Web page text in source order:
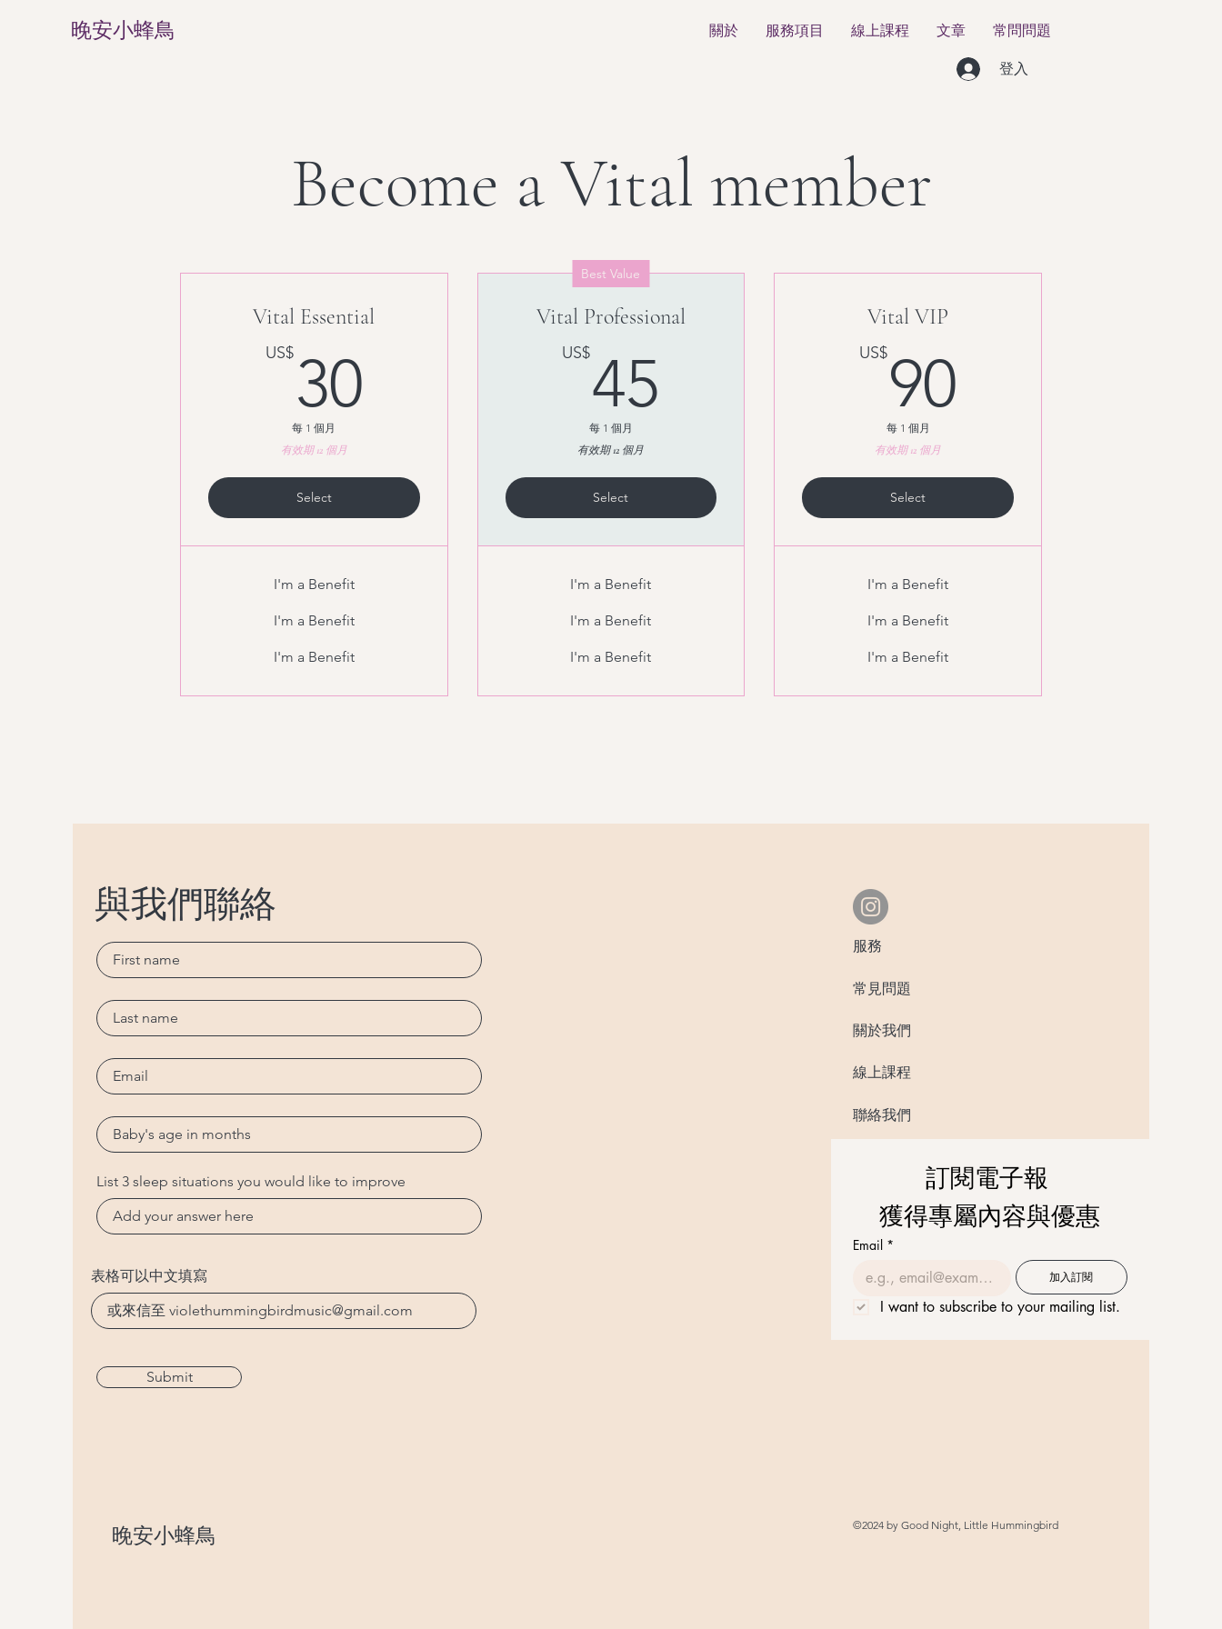
晚安小蜂鳥 關於 服務項目 線上課程 文章 常問問題
登入
Become a Vital member
Vital Essential
US$ 30
每 1 個月
有效期 12 個月
Select
I'm a Benefit
I'm a Benefit
I'm a Benefit
Best Value
Vital Professional
US$45
每 1 個月
有效期 12 個月
Select
I'm a Benefit
I'm a Benefit
I'm a Benefit
Vital VIP
US$90
每 1 個月
有效期 12 個月
Select
I'm a Benefit
I'm a Benefit
I'm a Benefit
與我們聯絡
List 3 sleep situations you would like to improve
表格可以中文填寫
Submit
晚安小蜂鳥
服務
常見問題
關於我們
線上課程
​聯絡我們
獲得專屬內容與優惠
Email *
加入訂閱
I want to subscribe to your mailing list.
©2024 by Good Night, Little Hummingbird